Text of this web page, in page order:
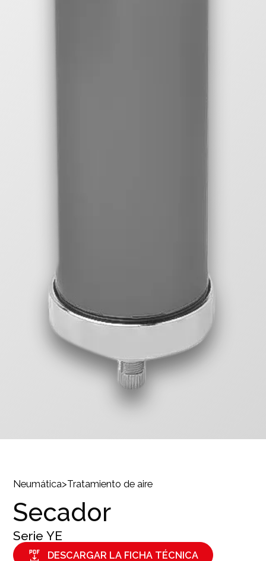
Neumática>Tratamiento de aire
Secador
SerieYE
DESCARGAR LA FICHA TÉCNICA